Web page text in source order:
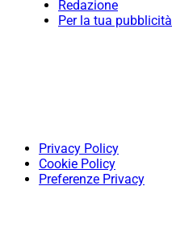
Redazione
Per la tua pubblicità
Privacy Policy
Cookie Policy
Preferenze Privacy